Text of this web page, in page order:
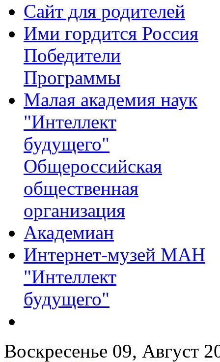
Сайт для родителей
Ими гордится Россия
Победители
Программы
Малая академия наук
"Интеллект
будущего"
Общероссийская
общественная
организация
Академиан
Интернет-музей МАН
"Интеллект
будущего"
Воскресенье 09, Август